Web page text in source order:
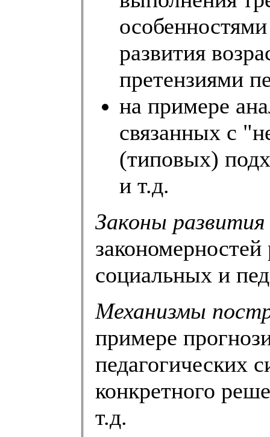
развития
претензиями
на примере
связанных с
(типовых)
и т.д.
Законы
социальных и
Механизмы
примере
педагогических
конкретного
т.д.